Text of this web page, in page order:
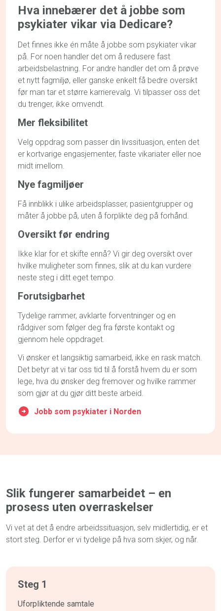
Hva innebærer det å jobbe som
psykiater vikar via Dedicare?
Det finnes ikke én måte å jobbe som psykiater vikar
på. For noen handler det om å redusere fast
arbeidsbelastning. For andre handler det om å prøve
et nytt fagmiljø, eller ganske enkelt få bedre oversikt
før man tar et større karrierevalg. Vi tilpasser oss det
du trenger, ikke omvendt.
Mer fleksibilitet
Velg oppdrag som passer din livssituasjon, enten det
er kortvarige engasjementer, faste vikariater eller noe
midt imellom.
Nye fagmiljøer
Få innblikk i ulike arbeidsplasser, pasientgrupper og
måter å jobbe på, uten å forplikte deg på forhånd.
Oversikt før endring
Ikke klar for et skifte ennå? Vi gir deg oversikt over
hvilke muligheter som finnes, slik at du kan vurdere
neste steg i ditt eget tempo.
Forutsigbarhet
Tydelige rammer, avklarte forventninger og en
rådgiver som følger deg fra første kontakt og
gjennom hele oppdraget.
Vi ønsker et langsiktig samarbeid, ikke en rask match.
Det betyr at vi tar oss tid til å forstå hvem du er som
lege, hva du ønsker deg fremover og hvilke rammer
som gjør at du gjør ditt beste arbeid.
Jobb som psykiater i Norden
Slik fungerer samarbeidet – en
prosess uten overraskelser
Vi vet at det å endre arbeidssituasjon, selv midlertidig, er et
stort steg. Derfor er vi tydelige på hva som skjer, og når.
Steg 1
Uforpliktende samtale